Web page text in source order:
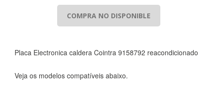
COMPRA NO DISPONIBLE
Placa Electronica caldera Cointra 9158792 reacondicionado
Veja os modelos compatíveis abaixo.